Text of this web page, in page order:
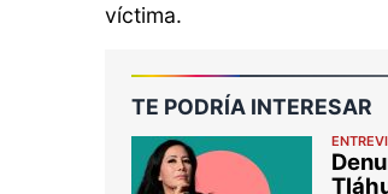
víctima.
TE PODRÍA INTERESAR